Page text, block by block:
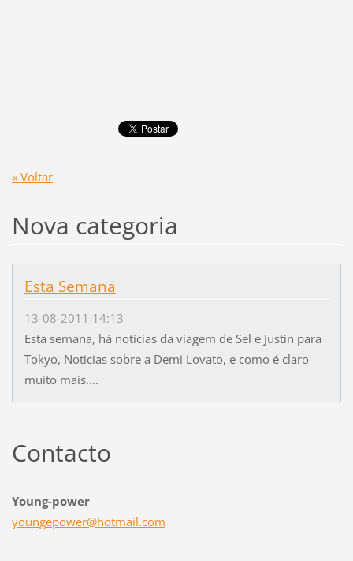
« Voltar
Nova categoria
Esta Semana
13-08-2011 14:13
Esta semana, há noticias da viagem de Sel e Justin para
Tokyo, Noticias sobre a Demi Lovato, e como é claro
muito mais....
Contacto
Young-power
youngepower@hotmail.com